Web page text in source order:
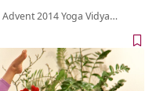
2014 Yoga Vidya…